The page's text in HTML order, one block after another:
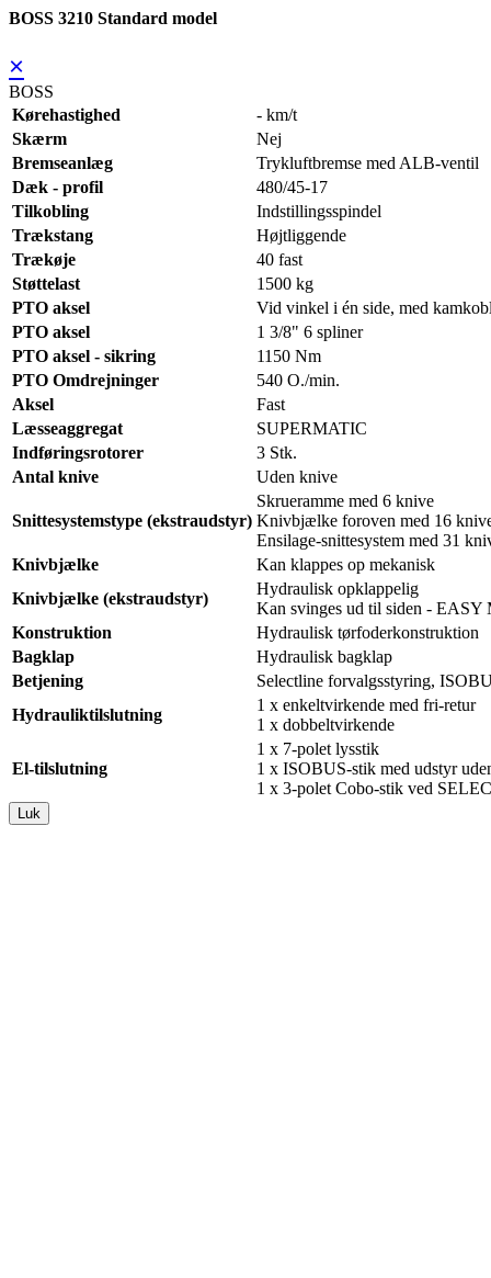
BOSS 3210 Standard model
×
BOSS
Kørehastighed
- km/t
Skærm
Nej
Bremseanlæg
Trykluftbremse med ALB-ventil
Dæk - profil
480/45-17
Tilkobling
Indstillingsspindel
Trækstang
Højtliggende
Trækøje
40 fast
Støttelast
1500 kg
PTO aksel
Vid vinkel i én side, med
PTO aksel
1 3/8" 6 spliner
PTO aksel - sikring
1150 Nm
PTO Omdrejninger
540 O./min.
Aksel
Fast
Læsseaggregat
SUPERMATIC
Indføringsrotorer
3 Stk.
Antal knive
Uden knive
Snittesystemstype (ekstraudstyr)
Skrueramme med 6 knive
Knivbjælke foroven med 16
Ensilage-snittesystem med 31
Knivbjælke
Kan klappes op mekanisk
Knivbjælke (ekstraudstyr)
Hydraulisk opklappelig
Kan svinges ud til siden - EASY
Konstruktion
Hydraulisk tørfoderkonstruktion
Bagklap
Hydraulisk bagklap
Betjening
Selectline forvalgsstyring,
Hydrauliktilslutning
1 x enkeltvirkende med fri-retur
1 x dobbeltvirkende
El-tilslutning
1 x 7-polet lysstik
1 x ISOBUS-stik med udstyr
1 x 3-polet Cobo-stik ved
Luk